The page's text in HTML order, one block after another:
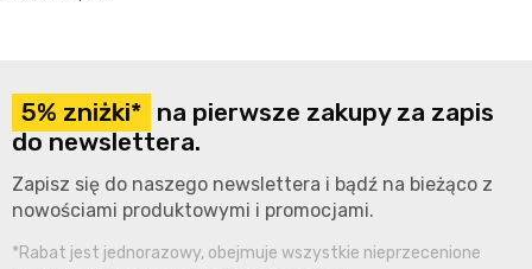
5% zniżki* na pierwsze zakupy za zapis
do newslettera.
Zapisz się do naszego newslettera i bądź na bieżąco z
nowościami produktowymi i promocjami.
*Rabat jest jednorazowy, obejmuje wszystkie nieprzecenione